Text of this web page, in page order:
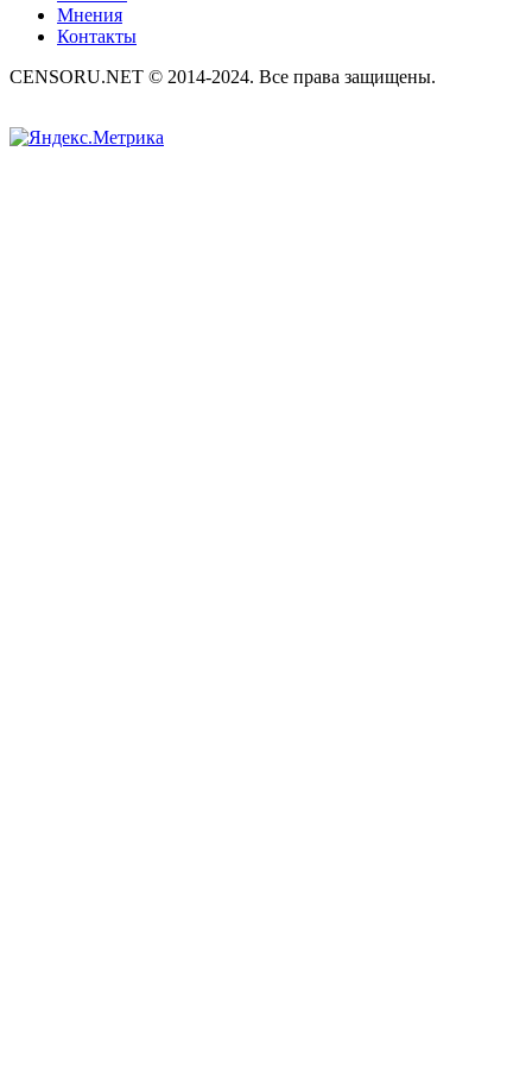
Мнения
Контакты
CENSORU.NET © 2014-2024. Все права защищены.